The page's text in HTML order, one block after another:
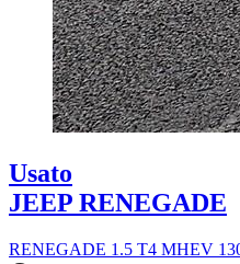
Usato
JEEP RENEGADE
RENEGADE 1.5 T4 MHEV